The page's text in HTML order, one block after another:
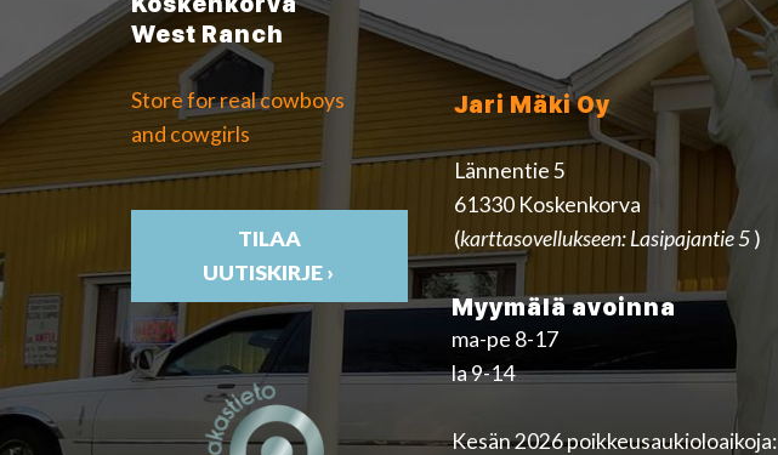
West Ranch
Store for real cowboys
and cowgirls
TILAA
UUTISKIRJE ›
Jari Mäki Oy
Lännentie 5
61330 Koskenkorva
(karttasovellukseen: Lasipajantie 5)
Myymälä avoinna
ma-pe 8-17
la 9-14
Kesän 2026 poikkeusaukioloaikoja: